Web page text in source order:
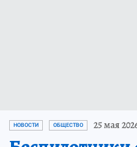
НОВОСТИ ОБЩЕСТВО 25 мая